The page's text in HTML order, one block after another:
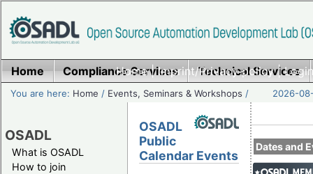
Home|Imprint/Privacy policy|
Home Compliance Services Technical Services
You are here: Home / Events, Seminars & Workshops / 2026-
OSADL
What is OSADL
How to join
Dates and
OSADL
Public
Calendar Events